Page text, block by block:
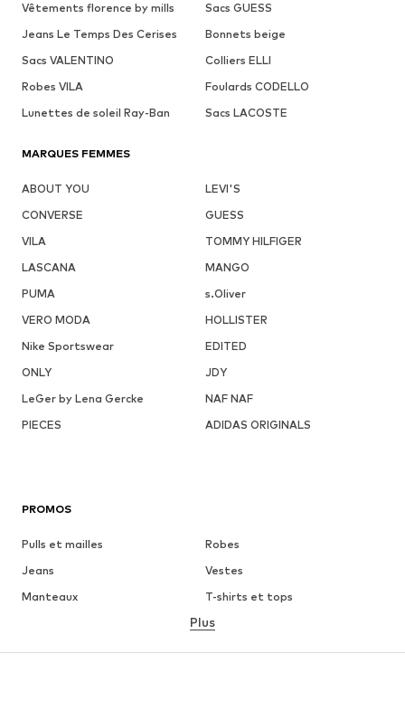
Vêtements florence by mills
Sacs GUESS
Jeans Le Temps Des Cerises
Bonnets beige
Sacs VALENTINO
Colliers ELLI
Robes VILA
Foulards CODELLO
Lunettes de soleil Ray-Ban
Sacs LACOSTE
MARQUES FEMMES
ABOUT YOU
LEVI'S
CONVERSE
GUESS
VILA
TOMMY HILFIGER
LASCANA
MANGO
PUMA
s.Oliver
VERO MODA
HOLLISTER
Nike Sportswear
EDITED
ONLY
JDY
LeGer by Lena Gercke
NAF NAF
PIECES
ADIDAS ORIGINALS
PROMOS
Pulls et mailles
Robes
Jeans
Vestes
Manteaux
T-shirts et tops
Lingerie
Jupes
Blouses et tuniques
Plus